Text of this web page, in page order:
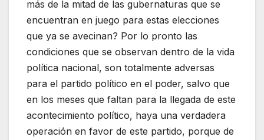
más de la mitad de las gubernaturas que se
encuentran en juego para estas elecciones
que ya se avecinan? Por lo pronto las
condiciones que se observan dentro de la vida
política nacional, son totalmente adversas
para el partido político en el poder, salvo que
en los meses que faltan para la llegada de este
acontecimiento político, haya una verdadera
operación en favor de este partido, porque de